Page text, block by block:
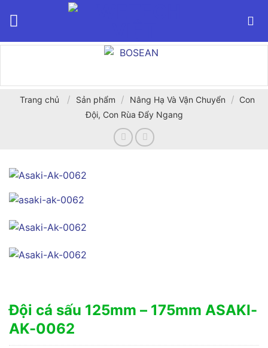
Trang chủ / Sản phẩm / Nâng Hạ Và Vận Chuyển / Con
Đội, Con Rùa Đẩy Ngang
Đội cá sấu 125mm – 175mm ASAKI-
AK-0062